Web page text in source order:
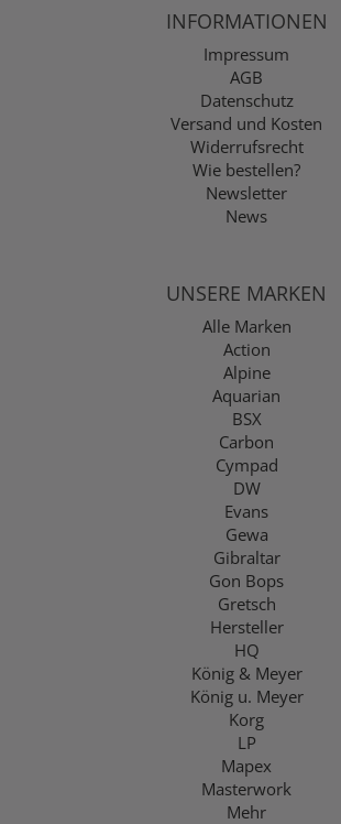
INFORMATIONEN
Impressum
AGB
Datenschutz
Versand und Kosten
Widerrufsrecht
Wie bestellen?
Newsletter
News
UNSERE MARKEN
Alle Marken
Action
Alpine
Aquarian
BSX
Carbon
Cympad
DW
Evans
Gewa
Gibraltar
Gon Bops
Gretsch
Hersteller
HQ
König & Meyer
König u. Meyer
Korg
LP
Mapex
Masterwork
Mehr